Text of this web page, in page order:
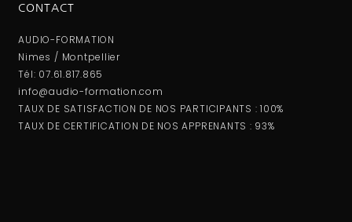
CONTACT
AUDIO-FORMATION
Nimes / Montpellier
Tél: 07.61.817.865
info@audio-formation.com
TAUX DE SATISFACTION DE NOS PARTICIPANTS : 100%
TAUX DE CERTIFICATION DE NOS APPRENANTS : 93%